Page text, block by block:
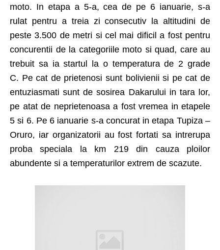
moto. In etapa a 5-a, cea de pe 6 ianuarie, s-a
rulat pentru a treia zi consecutiv la altitudini de
peste 3.500 de metri si cel mai dificil a fost pentru
concurentii de la categoriile moto si quad, care au
trebuit sa ia startul la o temperatura de 2 grade
C. Pe cat de prietenosi sunt bolivienii si pe cat de
entuziasmati sunt de sosirea Dakarului in tara lor,
pe atat de neprietenoasa a fost vremea in etapele
5 si 6. Pe 6 ianuarie s-a concurat in etapa Tupiza –
Oruro, iar organizatorii au fost fortati sa intrerupa
proba speciala la km 219 din cauza ploilor
abundente si a temperaturilor extrem de scazute.